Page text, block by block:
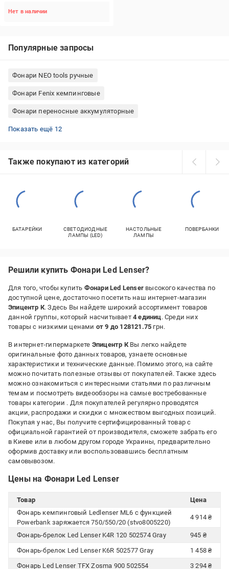
Нет в наличии
Популярные запросы
Фонари NEO tools ручные
Фонари Fenix кемпинговые
Фонари переносные аккумуляторные
Фонари YAJIA ручные
Фонари велосипедные аккумуляторные
Фонари HOROZ ELECTRIC ручные
Фонари DPM ручные
Фонари строительные аккумуляторные
Фонари Fenix ручные
Фонари Westinghouse велосипедные
Фонари Gway ручные
Фонари Electraline ручные
Фонари Fenix налобные
Фонари Black Diamond налобные
Фонари Westinghouse налобные
Показать ещё 12
Также покупают из категорий
БАТАРЕЙКИ
СВЕТОДИОДНЫЕ
ЛАМПЫ (LED)
НАСТОЛЬНЫЕ
ЛАМПЫ
ПОВЕРБАНКИ
Решили купить Фонари Led Lenser?
Для того, чтобы купить Фонари Led Lenser высокого качества по
доступной цене, достаточно посетить наш интернет-магазин
Эпицентр К. Здесь Вы найдете широкий ассортимент товаров
данной группы, который насчитывает 4 единиц. Среди них
товары с низкими ценами от 9 до 128121.75 грн.
В интернет-гипермаркете Эпицентр КВы легко найдете
оригинальные фото данных товаров, узнаете основные
характеристики и технические данные. Помимо этого, на сайте
можно почитать полезные отзывы от покупателей. Также здесь
можно ознакомиться с интересными статьями по различным
темам и посмотреть видеообзоры на самые востребованные
товары категории . Для покупателей регулярно проводятся
акции, распродажи и скидки с множеством выгодных позиций.
Покупая у нас, Вы получите сертифицированный товар с
официальной гарантией от производителя, сможете забрать его
в Киеве или в любом другом городе Украины, предварительно
оформив доставку или воспользовавшись бесплатным
самовывозом.
Цены на Фонари Led Lenser
Товар
Цена
Фонарь кемпинговый Ledlenser ML6 с функцией
Powerbank заряжается 750/550/20 (stvo8005220)
4 914 ₴
Фонарь-брелок Led Lenser K4R 120 502574 Gray
945 ₴
Фонарь-брелок Led Lenser K6R 502577 Gray
1 458 ₴
Фонарь Led Lenser TFX Zosma 900 502554
3 294 ₴